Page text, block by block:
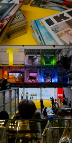
1st (First)
Sara Menegatti
1st (First)
Luca Andrè Nunez
Cerquera